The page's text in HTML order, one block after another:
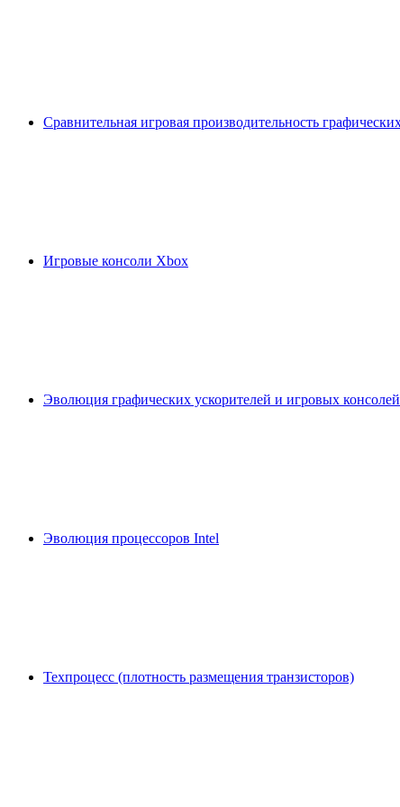
Сравнительная игровая производительность
Игровые консоли Xbox
Эволюция графических ускорителей и игровых консолей
Эволюция процессоров Intel
Техпроцесс (плотность размещения транзисторов)